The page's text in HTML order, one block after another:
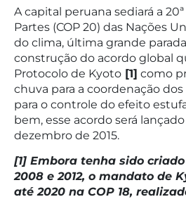
A capital peruana sediará a
Partes (COP 20) das Nações
do clima, última grande
construção do acordo global
Protocolo de Kyoto [1] como
chuva para a coordenação
para o controle do efeito
bem, esse acordo será
dezembro de 2015.
[1] Embora tenha sido
2008 e 2012, o mandato de
até 2020 na COP 18,